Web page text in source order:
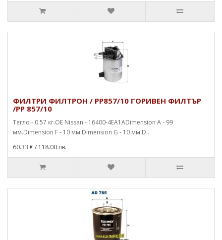
ФИЛТРИ ФИЛТРОН / PP857/10 ГОРИВЕН ФИЛТЪР
/PP 857/10
Тегло - 0.57 кг.OE Nissan - 16400-4EA1ADimension A - 99
мм.Dimension F - 10 мм.Dimension G - 10 мм.D..
60.33 €/ 118.00 лв.